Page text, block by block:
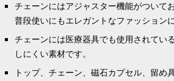
チェーンにはアジャスター機能がついて
普段使いにもエレガントなファッション
チェーンには医療器具でも使用されてい
しにくい素材です。
トップ、チェーン、磁石カプセル、留